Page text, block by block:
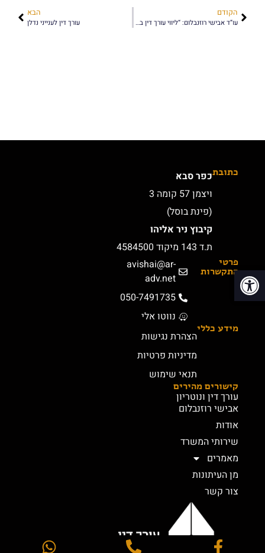
פתח סרגל נגישות
הקודם
עו”ד אבישי רוזנבלום: “ליווי עורך דין בעסקת נדל”ן הוא הכרח – לא מותרות”
הבא
עורך דין לענייני נדלן
קישורים מהירים
עורך דין ונוטריון
אבישי רוזנבלום
אודות
שירותי המשרד
מאמרים
מן העיתונות
צור קשר
כתובתכפר סבא
ויצמן 57 קומה 3
(פינת בוסל)
קיבוץ ניר אליהו
ת.ד 143 מיקוד 4584500
פרטי
התקשרות
avishai@ar-
adv.net
050-7491735
נווטו אלי
מידע כללי
הצהרת נגישות
מדיניות פרטיות
תנאי שימוש